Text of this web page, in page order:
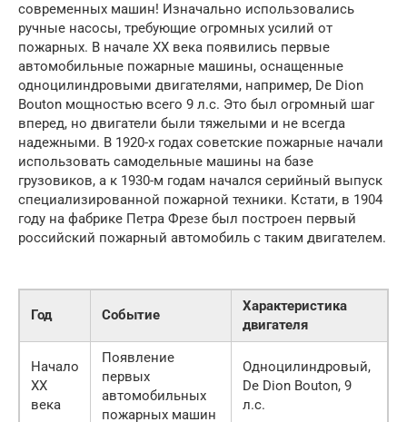
современных машин! Изначально использовались
ручные насосы, требующие огромных усилий от
пожарных. В начале XX века появились первые
автомобильные пожарные машины, оснащенные
одноцилиндровыми двигателями, например, De Dion
Bouton мощностью всего 9 л.с. Это был огромный шаг
вперед, но двигатели были тяжелыми и не всегда
надежными. В 1920-х годах советские пожарные начали
использовать самодельные машины на базе
грузовиков, а к 1930-м годам начался серийный выпуск
специализированной пожарной техники. Кстати, в 1904
году на фабрике Петра Фрезе был построен первый
российский пожарный автомобиль с таким двигателем.
Год Событие
Характеристика
двигателя
Начало
XX
века
Появление
первых
автомобильных
пожарных машин
Одноцилиндровый,
De Dion Bouton, 9
л.с.